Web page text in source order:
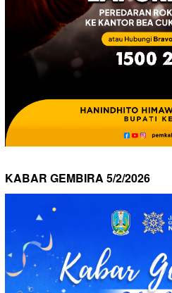
KABAR GEMBIRA 5/2/2026